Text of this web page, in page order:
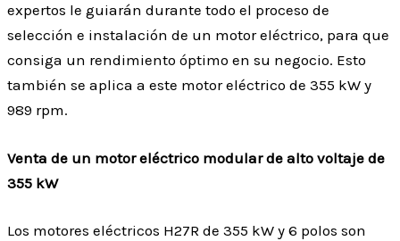
expertos le guiarán durante todo el proceso de
selección e instalación de un motor eléctrico, para que
consiga un rendimiento óptimo en su negocio. Esto
también se aplica a este motor eléctrico de 355 kW y
989 rpm.
Venta de un motor eléctrico modular de alto voltaje de
355 kW
Los motores eléctricos H27R de 355 kW y 6 polos son